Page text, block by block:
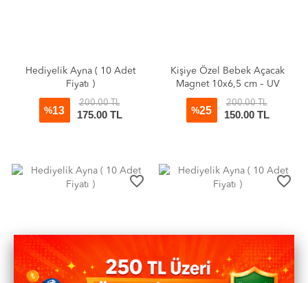
Hediyelik Ayna ( 10 Adet
Fiyatı )
%13
200.00 TL
175.00 TL
Kişiye Özel Bebek Açacak
Magnet 10x6,5 cm – UV
Baskılı Hoş Geldin Bebek
Hediyeliği (10’lu Paket)
%25
200.00 TL
150.00 TL
favorite_border favorite_border